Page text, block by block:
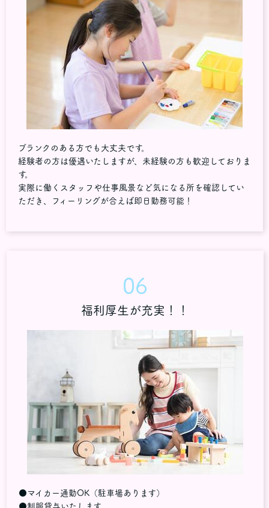
ブランクのある方でも大丈夫です。
経験者の方は優遇いたしますが、未経験の方も歓迎しておりま
す。
実際に働くスタッフや仕事風景など気になる所を確認してい
ただき、フィーリングが合えば即日勤務可能！
06
福利厚生が充実！！
●マイカー通勤OK（駐車場あります）
●制服貸与いたします